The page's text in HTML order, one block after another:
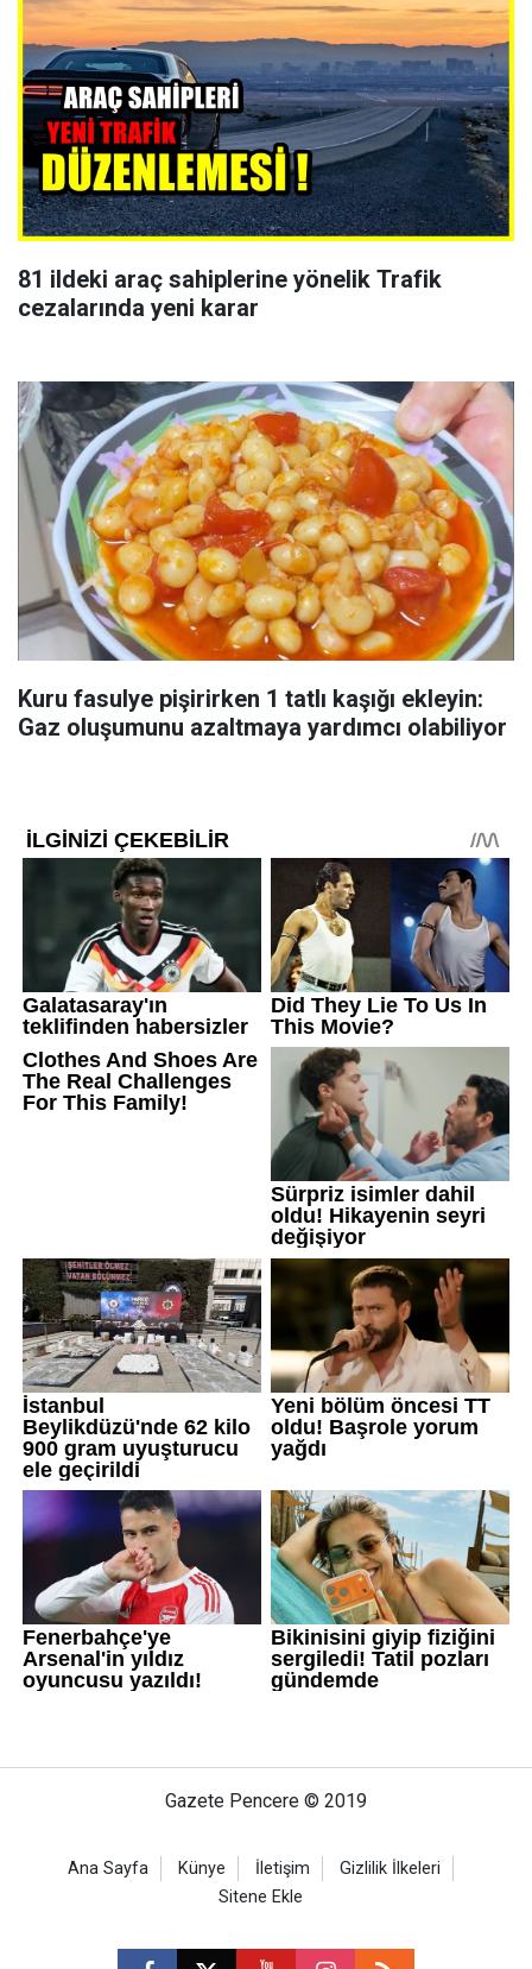
81 ildeki araç sahiplerine yönelik Trafik
cezalarında yeni karar
Kuru fasulye pişirirken 1 tatlı kaşığı ekleyin:
Gaz oluşumunu azaltmaya yardımcı olabiliyor
Gazete Pencere © 2019
Ana Sayfa Künye İletişim
Gizlilik İlkeleri
Sitene Ekle